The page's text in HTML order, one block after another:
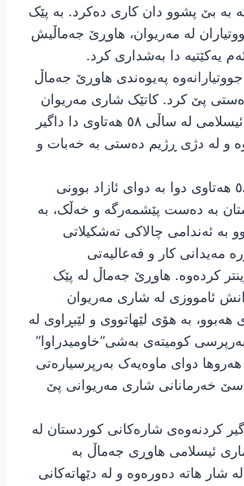
بە بێ پشوو دان کاری دەکرد. بە پێک
لە مەریوان، هاوڕێ جەماڵیش
یەکێتیە دا بەشداری کرد.
پەیوەندی هاوڕێ جەماڵ
پێ کرد. کاتێک شاری مەریوان
لە لایەن کۆماری ئیسلامی لە ساڵی ٥٨ هەتاوی دا داگیر
و لە دژی ڕژیم دەستی بە خەبات و
لە پاییزی ساڵی ٥٨ هەتاوی دوا بە دوای ئازاد بوونی
بە دەست پێشمەرگە و خەڵک، بە
بە ئەندامی چالاکی تەشکیلاتی
مەیدانی کار و فەعالیەتی
کردەوە. هاوڕێ جەماڵ لە پێک
ئامووزی لە شاری مەریوان
بە هۆی لێهاتووی و لێبڕاوی لە
کومیتەی بەشی”خاومیدراوا”
هەروها دوای ماوەیەک بەرپرسیارەتی
سێ خەرمانانی شاری مەریوانی پێ
داگیر کردنەوەی شارەکانی کوردستان لە
ئیسلامی هاوڕی جەماڵ بە
شار هاتە دەورەوە و لە دێهاتەکانی